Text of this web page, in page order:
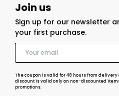
Join us
Sign up for our newsletter
your first purchase.
The coupon is valid for 48 hours from
discount is valid only on non-discounted
promotions.